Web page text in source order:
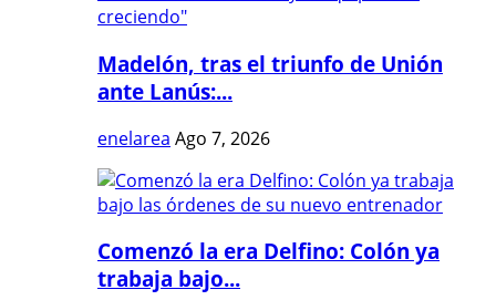
Madelón, tras el triunfo de Unión
ante Lanús:...
enelarea Ago 7, 2026
Comenzó la era Delfino: Colón ya
trabaja bajo...